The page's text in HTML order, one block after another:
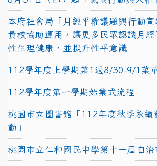
本府社會局「月經平權議題與行動
貴校協助運用，讓更多民眾認識月
性生理健康，並提升性平意識
112學年度上學期第1週8/30-9/1菜
112學年度第一學期始業式流程
桃園市立圖書館「112年度秋季永續
動」
桃園市立仁和國民中學第十一屆自